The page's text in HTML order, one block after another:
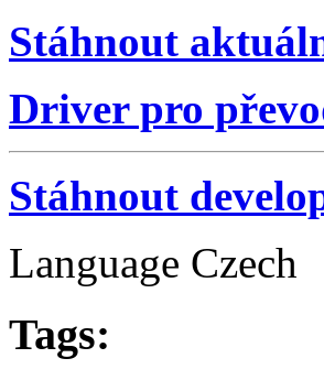
Stáhnout
Driver pro
Stáhnout
Language Czech
Tags: